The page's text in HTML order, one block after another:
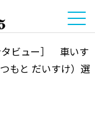
タビュー］ 車いす
もと だいすけ）選